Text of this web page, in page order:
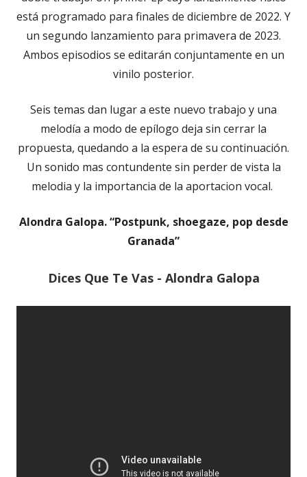
una
ventana
nueva
está programado para finales de diciembre de 2022. Y
un segundo lanzamiento para primavera de 2023.
Ambos episodios se editarán conjuntamente en un
vinilo posterior.
Seis temas dan lugar a este nuevo trabajo y una
melodía a modo de epílogo deja sin cerrar la
propuesta, quedando a la espera de su continuación.
Un sonido mas contundente sin perder de vista la
melodia y la importancia de la aportacion vocal.
Alondra Galopa. “Postpunk, shoegaze, pop desde
Granada”
Dices Que Te Vas - Alondra Galopa